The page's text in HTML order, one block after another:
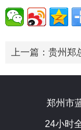
上一篇： 贵州郑
郑州市
24小时